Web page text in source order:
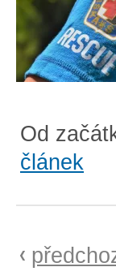
Od
článek